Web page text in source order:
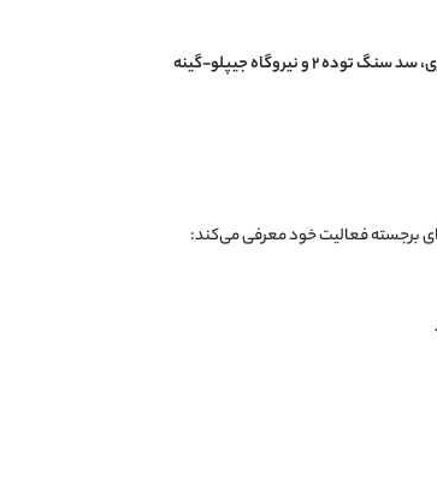
۲ و نیروگاه جیپلو-گینه
برجسته فعالیت خود معرفی می‌کند: